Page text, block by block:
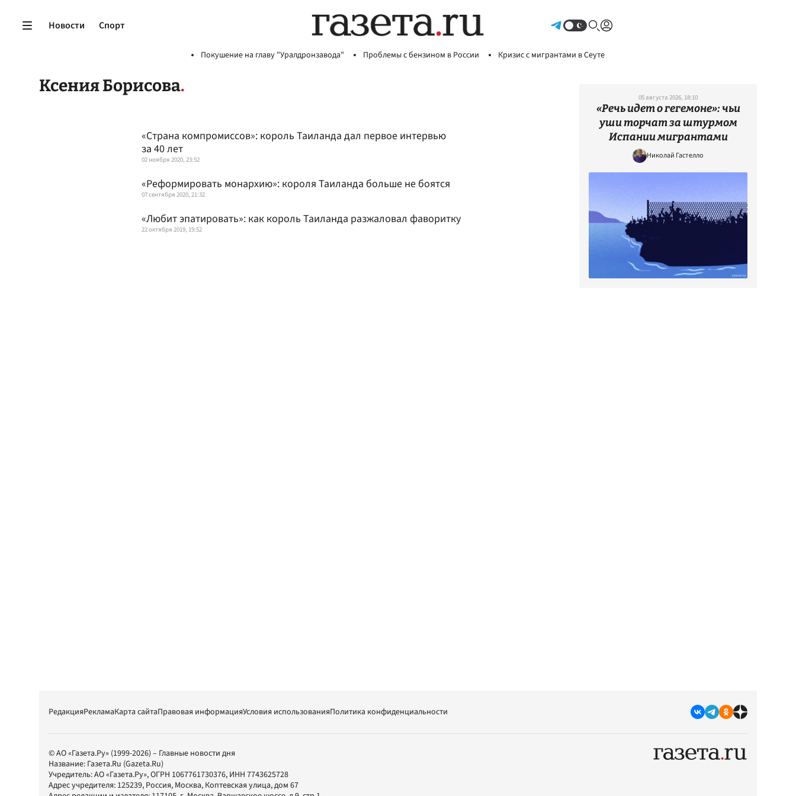
Новости Спорт
Покушение на главу "Уралдронзавода" Проблемы с бензином в России Кризис с мигрантами в Сеуте
Ксения Борисова
«Страна компромиссов»: король Таиланда дал первое интервью
за 40 лет
02 ноября 2020, 23:52
«Реформировать монархию»: короля Таиланда больше не боятся
07 сентября 2020, 21:32
«Любит эпатировать»: как король Таиланда разжаловал фаворитку
22 октября 2019, 19:52
05 августа 2026, 18:10
«Речь идет о гегемоне»: чьи
уши торчат за штурмом
Испании мигрантами
Николай Гастелло
РедакцияРекламаКарта сайтаПравовая информацияУсловия использованияПолитика конфиденциальности
© АО «Газета.Ру» (1999-2026) – Главные новости дня
Название: Газета.Ru (Gazeta.Ru)
Учредитель:АО «Газета.Ру», ОГРН 1067761730376, ИНН 7743625728
Адрес учредителя: 125239, Россия, Москва, Коптевская улица, дом 67